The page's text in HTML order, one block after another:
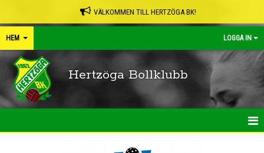
VÄLKOMMEN TILL HERTZÖGA BK!
HEM LOGGA IN
Hertzöga Bollklubb